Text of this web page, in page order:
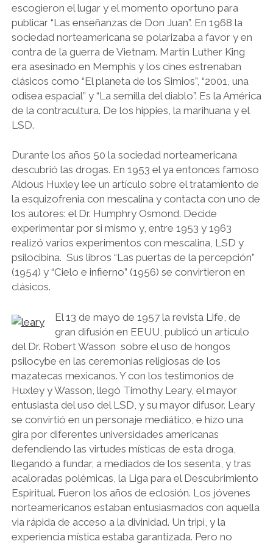
escogieron el lugar y el momento oportuno para
publicar “Las enseñanzas de Don Juan”. En 1968 la
sociedad norteamericana se polarizaba a favor y en
contra de la guerra de Vietnam. Martin Luther King
era asesinado en Memphis y los cines estrenaban
clásicos como “El planeta de los Simios”, “2001, una
odisea espacial” y “La semilla del diablo”. Es la América
de la contracultura. De los hippies, la marihuana y el
LSD.
Durante los años 50 la sociedad norteamericana
descubrió las drogas. En 1953 el ya entonces famoso
Aldous Huxley lee un artículo sobre el tratamiento de
la esquizofrenia con mescalina y contacta con uno de
los autores: el Dr. Humphry Osmond. Decide
experimentar por si mismo y, entre 1953 y 1963
realizó varios experimentos con mescalina, LSD y
psilocibina. Sus libros “Las puertas de la percepción”
(1954) y “Cielo e infierno” (1956) se convirtieron en
clásicos.
El 13 de mayo de 1957 la revista Life, de
gran difusión en EEUU, publicó un artículo
del Dr. Robert Wasson sobre el uso de hongos
psilocybe en las ceremonias religiosas de los
mazatecas mexicanos. Y con los testimonios de
Huxley y Wasson, llegó Timothy Leary, el mayor
entusiasta del uso del LSD, y su mayor difusor. Leary
se convirtió en un personaje mediático, e hizo una
gira por diferentes universidades americanas
defendiendo las virtudes místicas de esta droga,
llegando a fundar, a mediados de los sesenta, y tras
acaloradas polémicas, la Liga para el Descubrimiento
Espiritual. Fueron los años de eclosión. Los jóvenes
norteamericanos estaban entusiasmados con aquella
via rápida de acceso a la divinidad. Un tripi, y la
experiencia mística estaba garantizada. Pero no